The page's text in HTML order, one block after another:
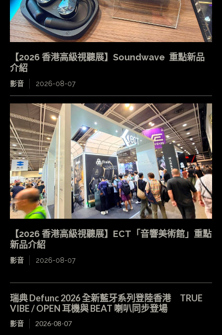
【2026 香港高級視聽展】Soundwave 重點新品
介紹
影音 2026-08-07
【2026 香港高級視聽展】ECT「音響美術館」重點
新品介紹
影音 2026-08-07
瑞典 Defunc 2026 全新藍牙系列登陸香港 TRUE
VIBE / OPEN 耳機與 BEAT 喇叭同步登場
影音 2026-08-07